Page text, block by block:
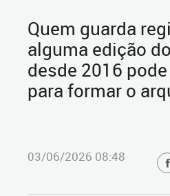
Quem guarda
alguma edição
desde 2016
para formar o
03/06/2026 08:48